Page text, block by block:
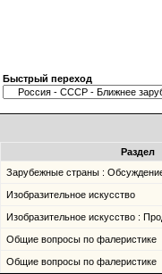
Быстрый переход
Раздел
Зарубежные страны :
Изобразительное искусство
Изобразительное искусство :
Общие вопросы по фалеристике
Общие вопросы по фалеристике